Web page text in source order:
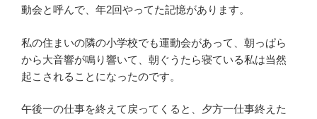
動会と呼んで、年2回やってた記憶があります。
私の住まいの隣の小学校でも運動会があって、朝っぱら
から大音響が鳴り響いて、朝ぐうたら寝ている私は当然
起こされることになったのです。
午後一の仕事を終えて戻ってくると、夕方一仕事終えた